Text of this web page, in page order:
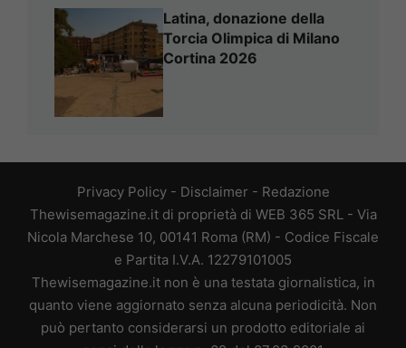
Latina, donazione della
Torcia Olimpica di Milano
Cortina 2026
Privacy Policy- Disclaimer - Redazione
Thewisemagazine.it di proprietà di WEB 365 SRL - Via
Nicola Marchese 10, 00141 Roma (RM) - Codice Fiscale
e Partita I.V.A. 12279101005
Thewisemagazine.it non è una testata giornalistica, in
quanto viene aggiornato senza alcuna periodicità. Non
può pertanto considerarsi un prodotto editoriale ai